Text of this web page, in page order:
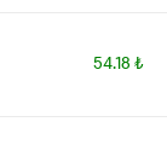
54.18 ₺